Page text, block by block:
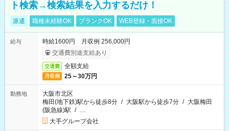
ト検索→検索結果を入力するだけ！
派遣 職種未経験OK ブランクOK WEB登録・面接OK
給与
時給1600円 月収例 256,000円
交通費別途支給あり
交通費 全額支給
月収例 25～30万円
勤務地
大阪市北区
梅田(地下鉄)駅から徒歩8分 / 大阪駅から徒歩7分 / 大阪梅田
(阪急線)駅 / …
大手グループ会社